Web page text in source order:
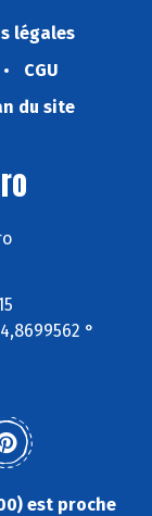
légales
CGU
du site
°
est proche